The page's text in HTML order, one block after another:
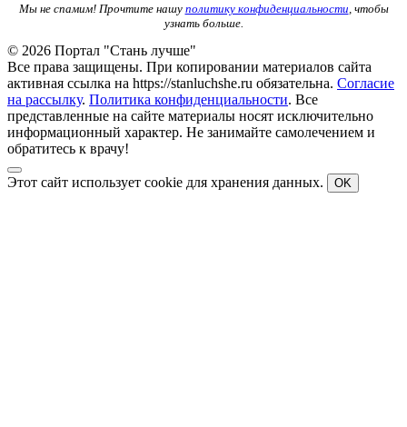
Мы не спамим! Прочтите нашу политику конфиденциальности , чтобы
узнать больше.
© 2026 Портал "Стань лучше"
Все права защищены. При копировании материалов сайта
активная ссылка на https://stanluchshe.ru обязательна. Согласие
на рассылку. Политика конфиденциальности. Все
представленные на сайте материалы носят исключительно
информационный характер. Не занимайте самолечением и
обратитесь к врачу!
Этот сайт использует cookie для хранения данных. OK